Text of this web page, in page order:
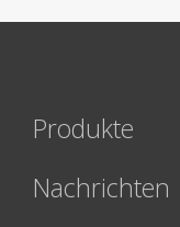
Produkte
Nachrichten